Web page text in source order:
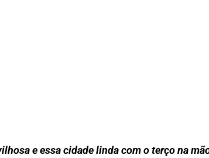
e essa cidade linda com o terço na